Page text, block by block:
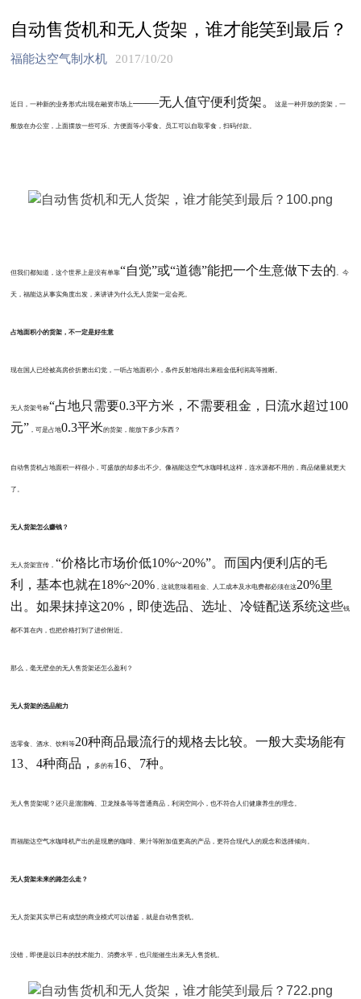
自动售货机和无人货架，谁才能笑到最后？
福能达空气制水机 2017/10/20
近日 ，一种新的业务形式出现在融资市场上——无人值守便利货架。这是一种开放的货架，一
般放在办公室，上面摆放一些可乐、方便面等小零食。员工可以自取零食，扫码付款。
但我们都知道，这个世界上是没有单靠“自觉”或“道德”能把一个生意做下去的 。今
天，福能达从事实角度出发，来讲讲为什么无人货架一定会死。
占地面积小的货架 ，不一定是好生意
现在国人已经被高房价折磨出幻觉，一听占地面积小，条件反射地得出来租金低利润高等推断。
无人货架号称“占地只需要0.3平方米，不需要租金，日流水超过100
元” ，可是占地0.3平米的货架 ，能放下多少东西？
自动售货机占地面积一样很小，可盛放的却多出不少。像福能达空气水咖啡机这样，连水源都不用的，商品储量就更大
了。
无人货架怎么赚钱？
无人货架宣传， “价格比市场价低10%~20%”。而国内便利店的毛
利，基本也就在18%~20% ，这就意味着租金、人工成本及水电费都必须在这20%里
出。如果抹掉这20%，即使选品、选址、冷链配送系统这些钱
都不算在内 ，也把价格打到了进价附近。
那么，毫无壁垒的无人售货架还怎么盈利？
无人货架的选品能力
选零食、酒水、饮料等20种商品最流行的规格去比较。一般大卖场能有
13、4种商品，多的有16、7种。
无人售货架呢？还只是溜溜梅、卫龙辣条等等普通商品，利润空间小，也不符合人们健康养生的理念。
而福能达空气水咖啡机产出的是现磨的咖啡、果汁等附加值更高的产品，更符合现代人的观念和选择倾向。
无人货架未来的路怎么走？
无人货架其实早已有成型的商业模式可以借鉴，就是自动售货机。
没错， 即便是以日本的技术能力、消费水平，也只能催生出来无人售货机。